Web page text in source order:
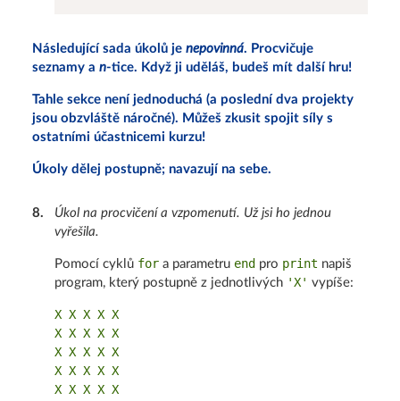
Následující sada úkolů je nepovinná. Procvičuje
seznamy a n-tice. Když ji uděláš, budeš mít další hru!
Tahle sekce není jednoduchá (a poslední dva projekty
jsou obzvláště náročné). Můžeš zkusit spojit síly s
ostatními účastnicemi kurzu!
Úkoly dělej postupně; navazují na sebe.
8.
Úkol na procvičení a vzpomenutí. Už jsi ho jednou
vyřešila.
Pomocí cyklů for a parametru end pro print napiš
program, který postupně z jednotlivých 'X' vypíše:
X X X X X
X X X X X
X X X X X
X X X X X